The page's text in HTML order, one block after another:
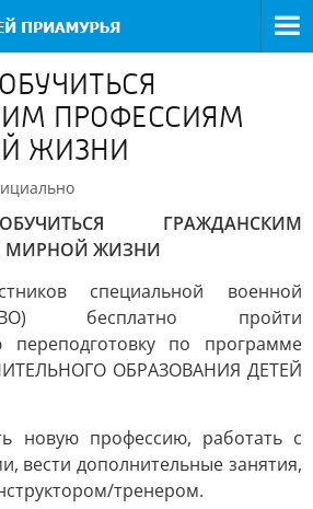
ПРОФЕССИЯМ
ЖИЗНИ
ГРАЖДАНСКИМ
МИРНОЙ ЖИЗНИ
специальной военной
бесплатно пройти
переподготовку по программе
ОБРАЗОВАНИЯ ДЕТЕЙ
новую профессию, работать с
вести дополнительные занятия,
тренером.